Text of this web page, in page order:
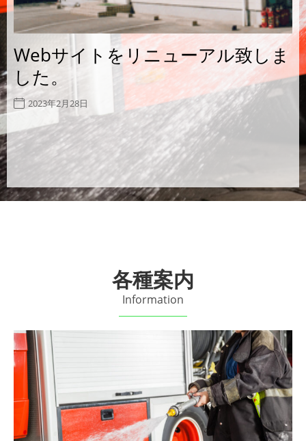
Webサイトをリニューアル致しま
した。
2023年2月28日
各種案内
Information